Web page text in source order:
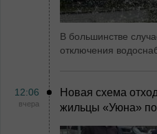
В большинстве
отключения
12:06
вчера
Новая схема
жильцы «Уюна»